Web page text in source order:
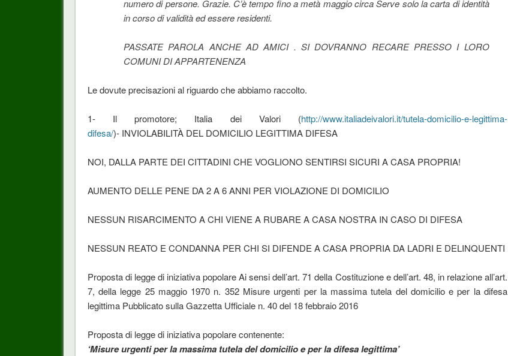
numero di persone. Grazie. C’è tempo fino a metà maggio circa Serve solo la carta di identità
in corso di validità ed essere residenti.
PASSATE PAROLA ANCHE AD AMICI . SI DOVRANNO RECARE PRESSO I LORO
COMUNI DI APPARTENENZA
Le dovute precisazioni al riguardo che abbiamo raccolto.
1- Il promotore; Italia dei Valori (http://www.italiadeivalori.it/tutela-domicilio-e-legittima-
difesa/)- INVIOLABILITÀ DEL DOMICILIO LEGITTIMA DIFESA
NOI, DALLA PARTE DEI CITTADINI CHE VOGLIONO SENTIRSI SICURI A CASA PROPRIA!
AUMENTO DELLE PENE DA 2 A 6 ANNI PER VIOLAZIONE DI DOMICILIO
NESSUN RISARCIMENTO A CHI VIENE A RUBARE A CASA NOSTRA IN CASO DI DIFESA
NESSUN REATO E CONDANNA PER CHI SI DIFENDE A CASA PROPRIA DA LADRI E DELINQUENTI
Proposta di legge di iniziativa popolare Ai sensi dell’art. 71 della Costituzione e dell’art. 48, in relazione all’art.
7, della legge 25 maggio 1970 n. 352 Misure urgenti per la massima tutela del domicilio e per la difesa
legittima Pubblicato sulla Gazzetta Ufficiale n. 40 del 18 febbraio 2016
Proposta di legge di iniziativa popolare contenente:
‘Misure urgenti per la massima tutela del domicilio e per la difesa legittima’